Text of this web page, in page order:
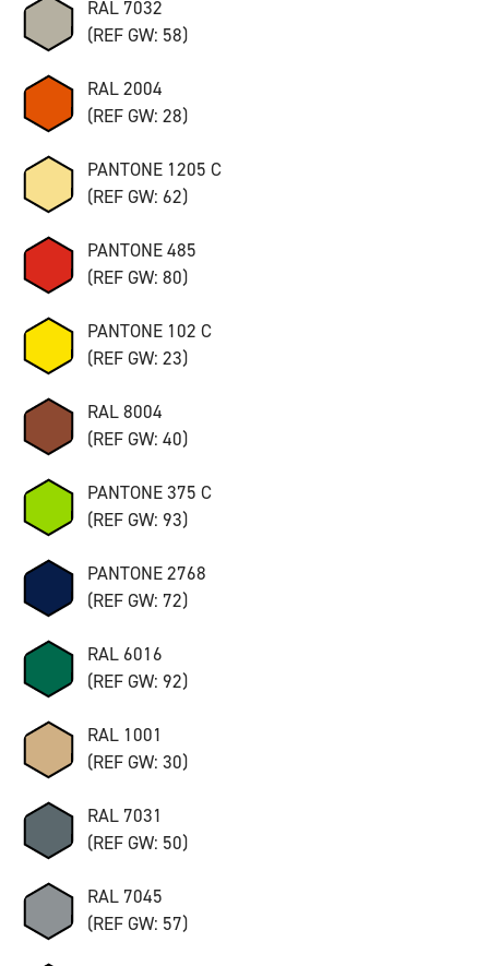
RAL 7032
(REF GW: 58)
RAL 2004
(REF GW: 28)
PANTONE 1205 C
(REF GW: 62)
PANTONE 485
(REF GW: 80)
PANTONE 102 C
(REF GW: 23)
RAL 8004
(REF GW: 40)
PANTONE 375 C
(REF GW: 93)
PANTONE 2768
(REF GW: 72)
RAL 6016
(REF GW: 92)
RAL 1001
(REF GW: 30)
RAL 7031
(REF GW: 50)
RAL 7045
(REF GW: 57)